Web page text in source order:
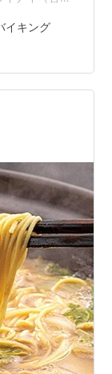
。 途中の
だったので
にとったホテ
掛川」
こにも見当
イキング